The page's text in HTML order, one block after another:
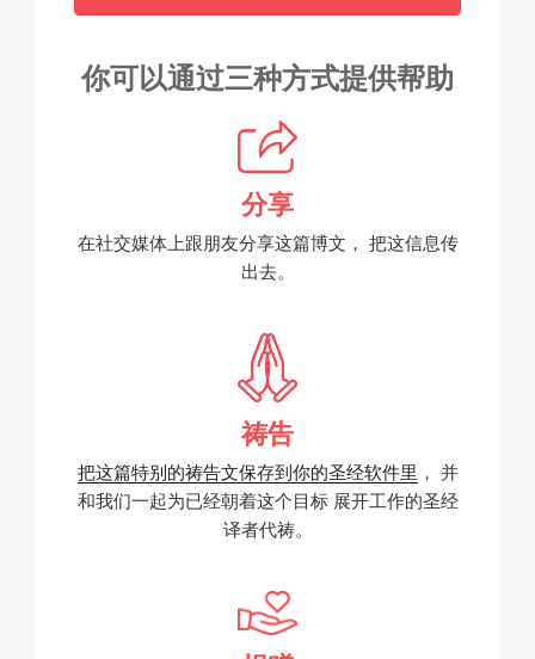
你可以通过三种方式提供帮助
分享
在社交媒体上跟朋友分享这篇博文， 把这信息传
出去。
祷告
把这篇特别的祷告文保存到你的圣经软件里 ， 并
和我们一起为已经朝着这个目标 展开工作的圣经
译者代祷。